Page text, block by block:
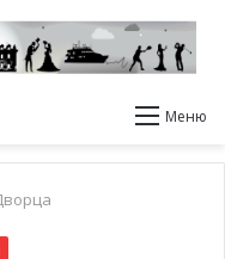
Меню